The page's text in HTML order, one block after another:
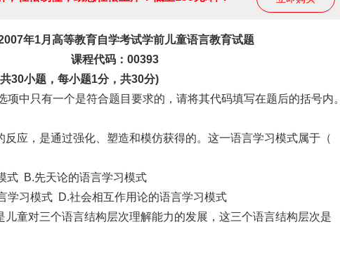
年1月高等教育自学考试学前儿童语言教育试题
课程代码：00393
30小题，每小题1分，共30分)
项中只有一个是符合题目要求的，请将其代码填写在题后的括号内。
反应，是通过强化、塑造和模仿获得的。这一语言学习模式属于（
式 B.先天论的语言学习模式
学习模式 D.社会相互作用论的语言学习模式
儿童对三个语言结构层次理解能力的发展，这三个语言结构层次是